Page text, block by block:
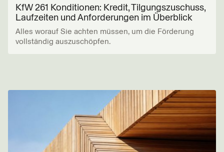
KfW 261 Konditionen: Kredit, Tilgungs­zuschuss,
Laufzeiten und Anforderungen im Überblick
Alles worauf Sie achten müssen, um die Förderung
vollständig auszuschöpfen.